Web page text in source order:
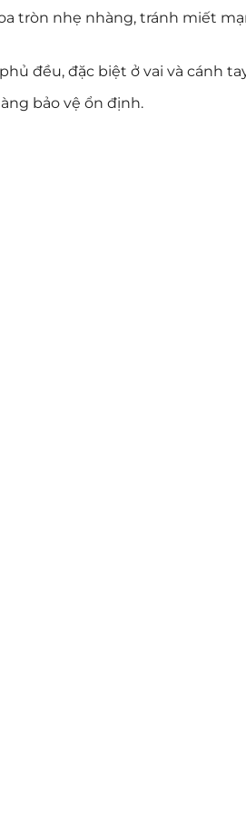
tròn nhẹ nhàng, tránh miết
đều, đặc biệt ở vai và cánh
bảo vệ ổn định.